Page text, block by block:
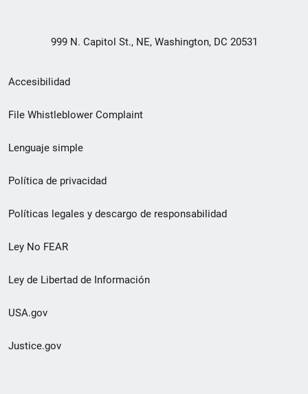
999 N. Capitol St., NE, Washington, DC 20531
Menú
de
de
pie
de
página
Accesibilidad
File Whistleblower Complaint
Lenguaje simple
Política de privacidad
Políticas legales y descargo de responsabilidad
Ley No FEAR
Ley de Libertad de Información
USA.gov
Justice.gov